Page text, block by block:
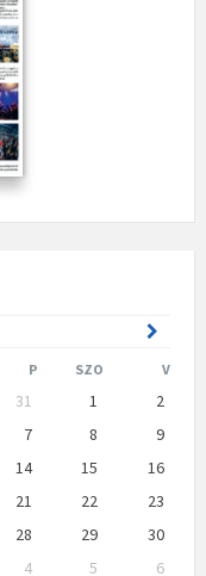
Month
P SZO V
31 1
2
7 8
9
14 15
16
21 22
23
28 29
30
4 5
6